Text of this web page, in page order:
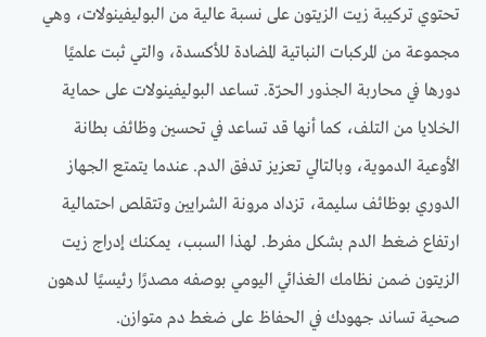
تحتوي تركيبة زيت الزيتون على نسبة عالية من البوليفينولات، وهي
مجموعة من المركبات النباتية المضادة للأكسدة، والتي ثبت علميًا
دورها في محاربة الجذور الحرّة. تساعد البوليفينولات على حماية
الخلايا من التلف، كما أنها قد تساعد في تحسين وظائف بطانة
الأوعية الدموية، وبالتالي تعزيز تدفق الدم. عندما يتمتع الجهاز
الدوري بوظائف سليمة، تزداد مرونة الشرايين وتتقلص احتمالية
ارتفاع ضغط الدم بشكل مفرط. لهذا السبب، يمكنك إدراج زيت
الزيتون ضمن نظامك الغذائي اليومي بوصفه مصدرًا رئيسيًا لدهون
صحية تساند جهودك في الحفاظ على ضغط دم متوازن.